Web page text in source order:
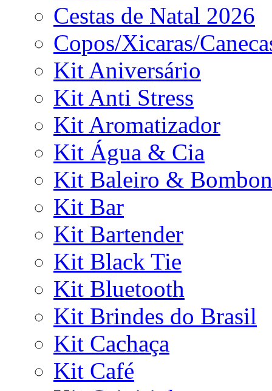
Cestas de Natal 2026
Copos/Xicaras/
Kit Aniversário
Kit Anti Stress
Kit Aromatizador
Kit Água & Cia
Kit Baleiro &
Kit Bar
Kit Bartender
Kit Black Tie
Kit Bluetooth
Kit Brindes do Brasil
Kit Cachaça
Kit Café